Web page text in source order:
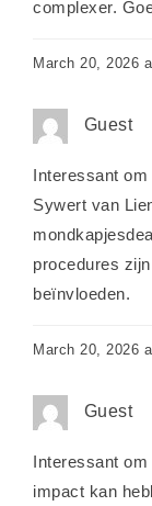
complexer.
March 20, 2026
Guest
Interessant
Sywert van
procedures
beïnvloeden.
March 20, 2026
Guest
Interessant om
impact kan